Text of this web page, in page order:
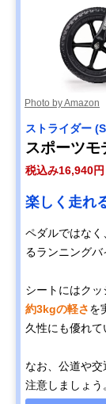
Photo by Amazon
ストライダー
スポーツモ
税込み16,940円
楽しく走れ
ペダルではな
るランニングバ
シートにはクッ
約3kgの軽さを
久性にも優れて
なお、公道や
注意しましょう